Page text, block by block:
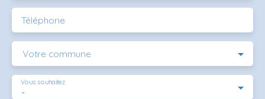
Téléphone
Votre commune
-
Vous souhaitez